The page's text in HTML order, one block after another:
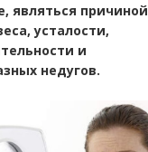
являться причиной
усталости,
и
недугов.